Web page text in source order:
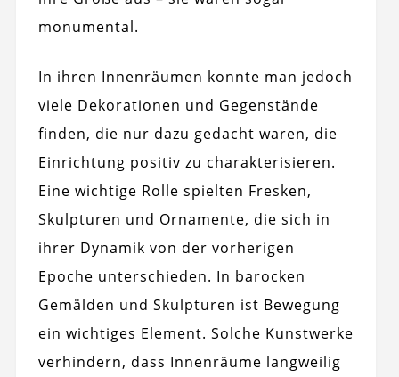
monumental.
In ihren Innenräumen konnte man jedoch
viele Dekorationen und Gegenstände
finden, die nur dazu gedacht waren, die
Einrichtung positiv zu charakterisieren.
Eine wichtige Rolle spielten Fresken,
Skulpturen und Ornamente, die sich in
ihrer Dynamik von der vorherigen
Epoche unterschieden. In barocken
Gemälden und Skulpturen ist Bewegung
ein wichtiges Element. Solche Kunstwerke
verhindern, dass Innenräume langweilig